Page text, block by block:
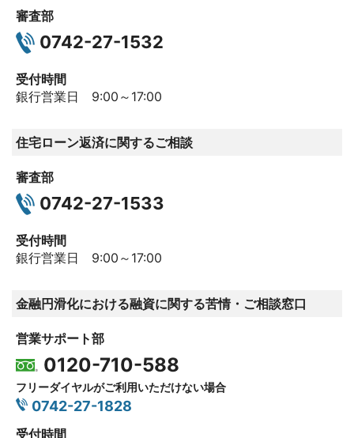
審査部
0742-27-1532
受付時間
銀行営業日 9:00～17:00
住宅ローン返済に関するご相談
審査部
0742-27-1533
受付時間
銀行営業日 9:00～17:00
金融円滑化における融資に関する苦情・ご相談窓口
営業サポート部
0120-710-588
フリーダイヤルがご利用いただけない場合
0742-27-1828
受付時間